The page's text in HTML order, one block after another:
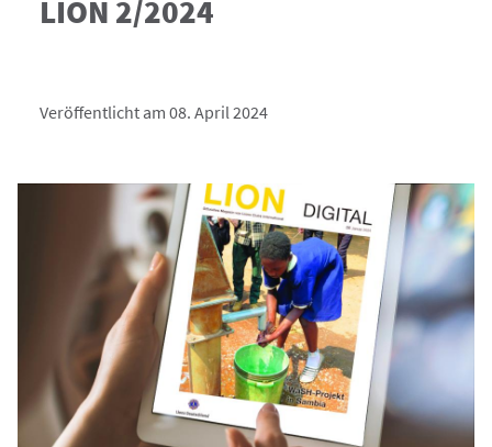
LION 2/2024
Veröffentlicht am 08. April 2024